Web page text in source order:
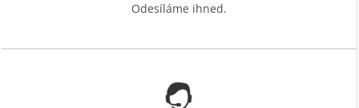
Odesíláme ihned.